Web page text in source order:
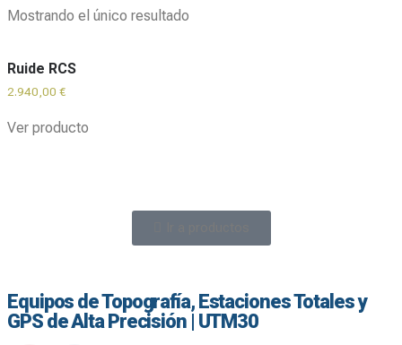
Mostrando el único resultado
Ruide RCS
2.940,00 €
Ver producto
Equipos de Topografía, Estaciones Totales y
GPS de Alta Precisión | UTM30